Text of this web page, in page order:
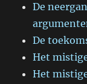
De
De
Het
Het